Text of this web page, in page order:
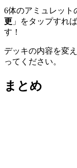
6体のアミュレット
更 」をタップすれ
す！
デッキの内容を変
ってください。
まとめ